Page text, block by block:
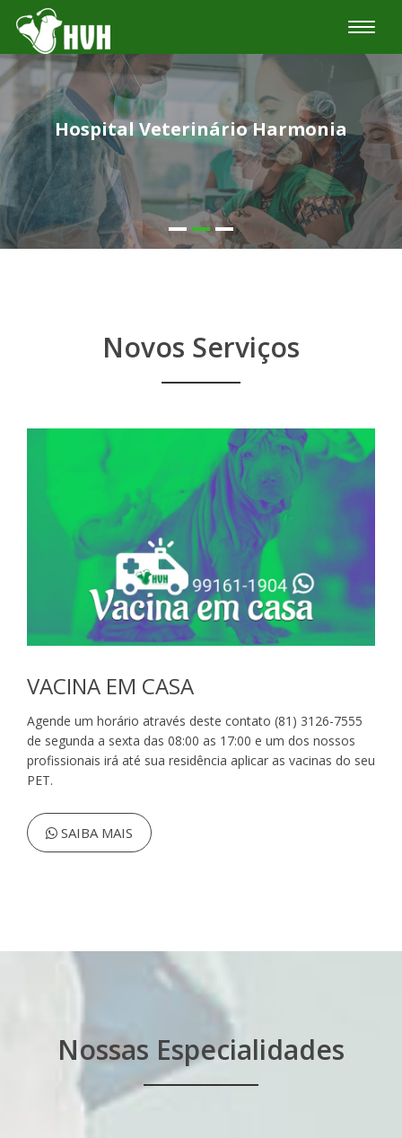
Toggle
Hospital Veterinário Harmonia
Novos Serviços
VACINA EM CASA
Agende um horário através deste contato (81) 3126-7555
de segunda a sexta das 08:00 as 17:00 e um dos nossos
profissionais irá até sua residência aplicar as vacinas do seu
PET.
SAIBA MAIS
Nossas Especialidades